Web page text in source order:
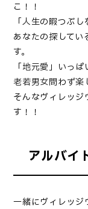
こ！！
「人生の暇つぶ
あなたの探してい
す。
「地元愛」いっ
老若男女問わず楽
そんなヴィレッジ
す！！
アルバイ
一緒にヴィレッジ